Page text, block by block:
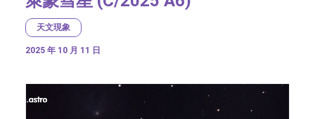
天文現象
2025 年 10 月 11 日